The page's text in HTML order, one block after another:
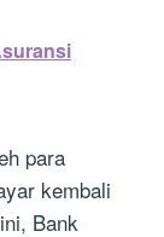
para
kembali
Bank